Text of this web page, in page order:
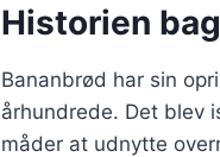
Historien
Bananbrød har sin
århundrede. Det blev
måder at udnytte